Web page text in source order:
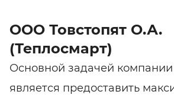
ООО Товстопят О.А.
(Теплосмарт)
Основной задачей
является предоставить